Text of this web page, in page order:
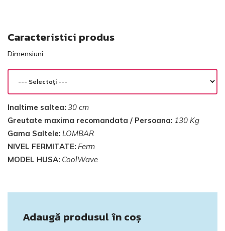
Caracteristici produs
Dimensiuni
Inaltime saltea: 30 cm
Greutate maxima recomandata / Persoana: 130 Kg
Gama Saltele: LOMBAR
NIVEL FERMITATE: Ferm
MODEL HUSA: CoolWave
Adaugă produsul în coș